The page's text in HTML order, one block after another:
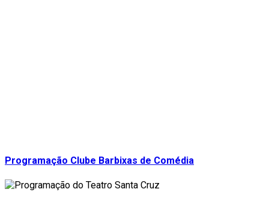
Programação Clube Barbixas de Comédia